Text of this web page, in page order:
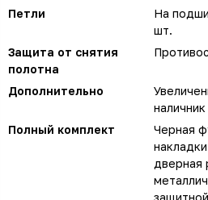
Петли
На
шт.
Защита от снятия
полотна
Дополнительно
Полный комплект
Черная
дверная